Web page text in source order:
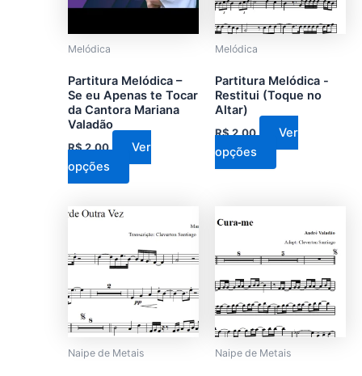
Melódica
Partitura Melódica –
Se eu Apenas te Tocar
da Cantora Mariana
Valadão
R$2,00
Ver
opções
As
escolhidas
na
do
produto
Melódica
Partitura Melódica -
Restitui (Toque no
Altar)
R$2,00
Ver
opções
As
opções
escolhidas
na
página
produto
Naipe de Metais Naipe de Metais